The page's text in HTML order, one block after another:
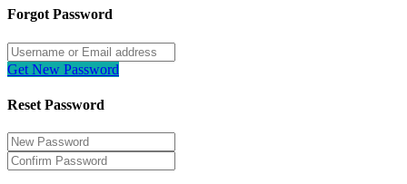
Forgot Password
Get New Password
Reset Password